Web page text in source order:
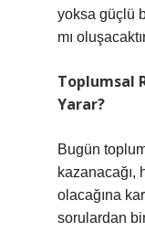
yoksa güçlü
mı
Toplumsal
Yarar?
Bugün
olacağına
sorulardan